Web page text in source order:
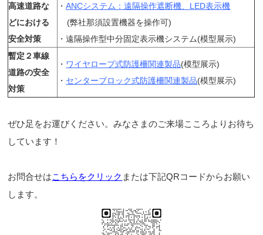
高速道路な
どにおける
安全対策
・ANCシステム：遠隔操作遮断機、LED表示機
(弊社那須設置機器を操作可)
・遠隔操作型中分固定表示機システム(模型展示)
暫定２車線
道路の安全
対策
・ ワイヤロープ式防護柵関連製品(模型展示)
・ センターブロック式防護柵関連製品(模型展示)
ぜひ足をお運びください。みなさまのご来場こころよりお待ち
しています！
お問合せはこちらをクリック または下記QRコードからお願い
します。